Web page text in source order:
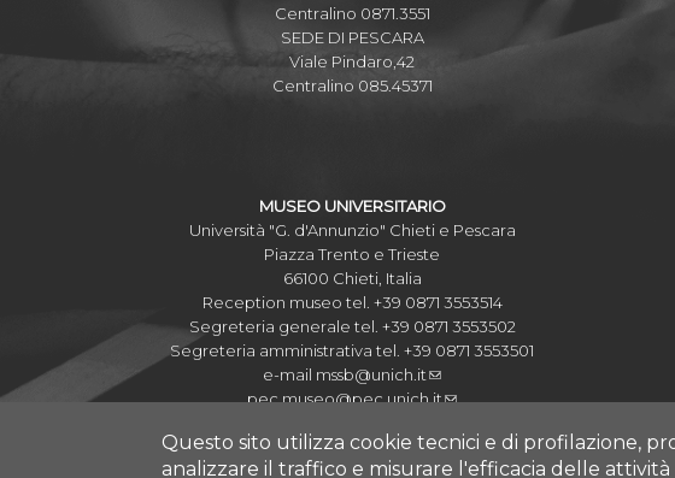
Centralino 0871.3551
SEDE DI PESCARA
Viale Pindaro,42
Centralino 085.45371
MUSEO UNIVERSITARIO
Università "G. d'Annunzio" Chieti e Pescara
Piazza Trento e Trieste
66100 Chieti, Italia
Reception museo tel. +39 0871 3553514
Segreteria generale tel. +39 0871 3553502
Segreteria amministrativa tel. +39 0871 3553501
e-mail mssb@unich.it
pecmuseo@pec.unich.it
Questo sito utilizza cookie tecnici e di profilazione,
analizzare il traffico e misurare l'efficacia delle